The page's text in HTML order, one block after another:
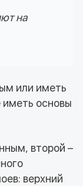
на
или иметь
иметь основы
второй –
верхний